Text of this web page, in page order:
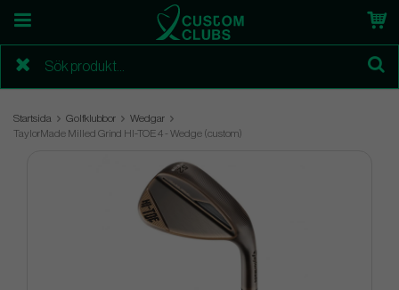
Startsida Golfklubbor
Wedgar
TaylorMade Milled Grind HI-TOE 4 - Wedge (custom)